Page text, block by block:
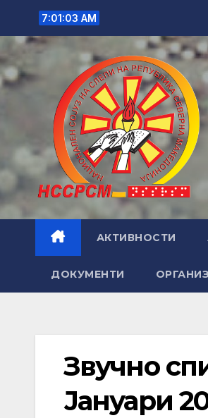
content
7:01:04 AM
АКТИВНОСТИ
ДОКУМЕНТИ
Звучно
Јануари